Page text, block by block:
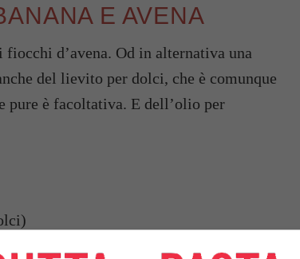
E AVENA
d’avena. Od in alternativa una
del lievito per dolci, che è comunque
pure è facoltativa. E dell’olio per